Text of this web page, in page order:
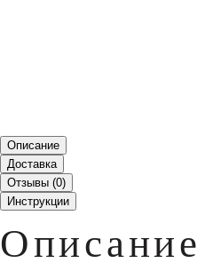
Описание
Доставка
Отзывы (0)
Инструкции
Описание